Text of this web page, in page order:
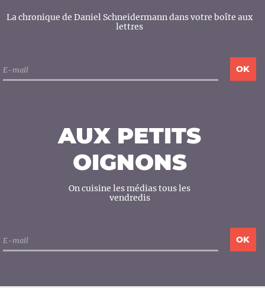
La chronique de Daniel Schneidermann dans votre boîte aux
lettres
AUX PETITS
OIGNONS
On cuisine les médias tous les
vendredis